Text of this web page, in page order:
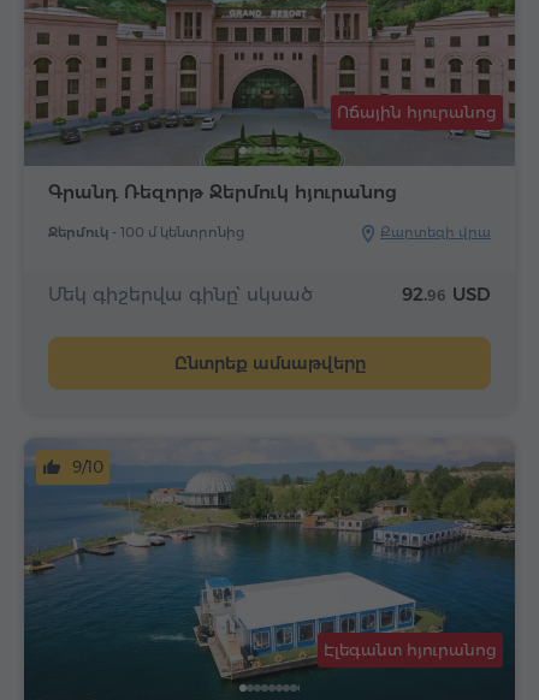
Գրանդ Ռեզորթ Ջերմուկ հյուրանոց
Ջերմուկ - 100 մ կենտրոնից Քարտեզի վրա
Ոճային հյուրանոց
Մեկ գիշերվա գինը՝ սկսած 92.96 USD
Ընտրեք ամսաթվերը
Էլեգանտ հյուրանոց
9/10